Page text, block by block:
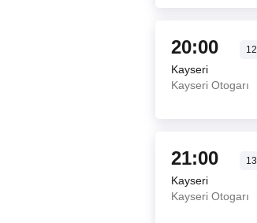
20:00 12
Kayseri
Kayseri Otogarı
21:00 13
Kayseri
Kayseri Otogarı